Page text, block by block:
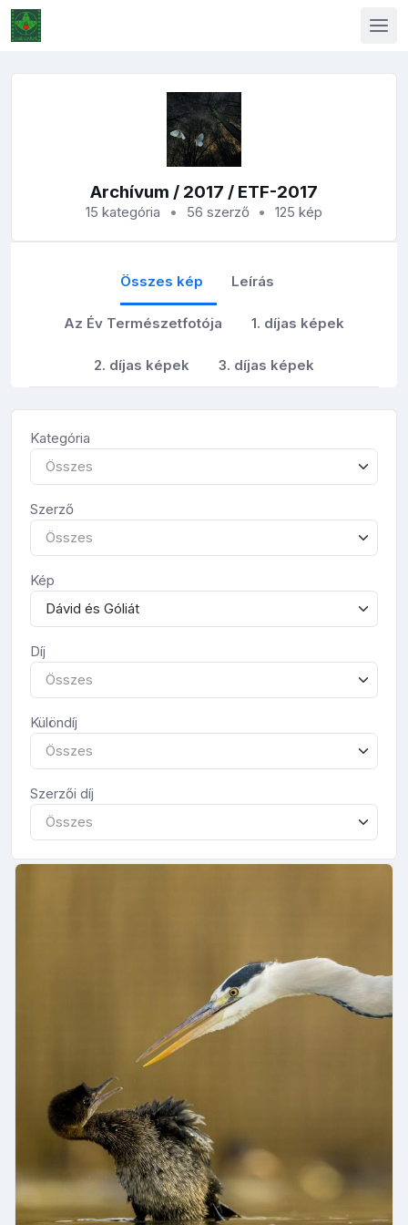
Archívum / 2017 / ETF-2017
15 kategória 56 szerző 125 kép
Összes kép Leírás
Az Év Természetfotója 1. díjas képek
2. díjas képek 3. díjas képek
Kategória
Összes
Szerző
Összes
Kép
Dávid és Góliát
Díj
Összes
Különdíj
Összes
Szerzői díj
Összes